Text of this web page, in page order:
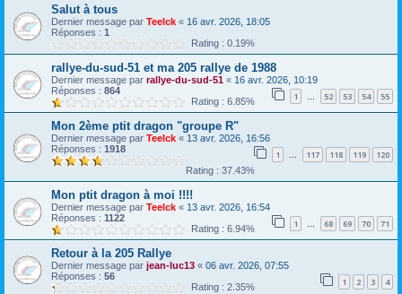
Salut à tous
Dernier message par Teelck « 16 avr. 2026, 18:05
Réponses : 1
Rating : 0.19%
rallye-du-sud-51 et ma 205 rallye de 1988
Dernier message par rallye-du-sud-51 « 16 avr. 2026, 10:19
Réponses : 864 1 … 52 53 54 55
Rating : 6.85%
Mon 2ème ptit dragon "groupe R"
Dernier message par Teelck « 13 avr. 2026, 16:56
Réponses : 1918 1 … 117 118 119 120
Rating : 37.43%
Mon ptit dragon à moi !!!!
Dernier message par Teelck « 13 avr. 2026, 16:54
Réponses : 1122 1 … 68 69 70 71
Rating : 6.94%
Retour à la 205 Rallye
Dernier message par jean-luc13 « 06 avr. 2026, 07:55
Réponses : 56 1 2 3 4
Rating : 2.35%